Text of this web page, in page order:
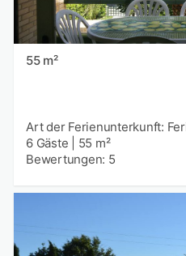
55 m²
Art der Ferienunterkunft:
6 Gäste
55 m²
Bewertungen: 5